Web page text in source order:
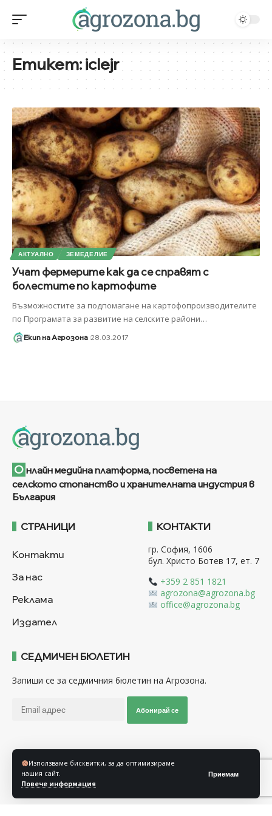
Използваме бисквитки, за да оптимизираме
нашия сайт.
Повече информация
Приемам
Етикет:iclejr
АКТУАЛНО ЗЕМЕДЕЛИЕ
Учат фермерите как да се справят с
болестите по картофите
Възможностите за подпомагане на картофопроизводителите
по Програмата за развитие на селските райони…
Екип на Агрозона 28.03.2017
О нлайн медийна платформа, посветена на
селското стопанство и хранителната индустрия в
България
СТРАНИЦИ
Контакти
За нас
Реклама
Издател
КОНТАКТИ
гр. София, 1606
бул. Христо Ботев 17, ет. 7
+359 2 851 1821
agrozona@agrozona.bg
office@agrozona.bg
СЕДМИЧЕН БЮЛЕТИН
Запиши се за седмичния бюлетин на Агрозона.
Абонирай се
Последвайте ни